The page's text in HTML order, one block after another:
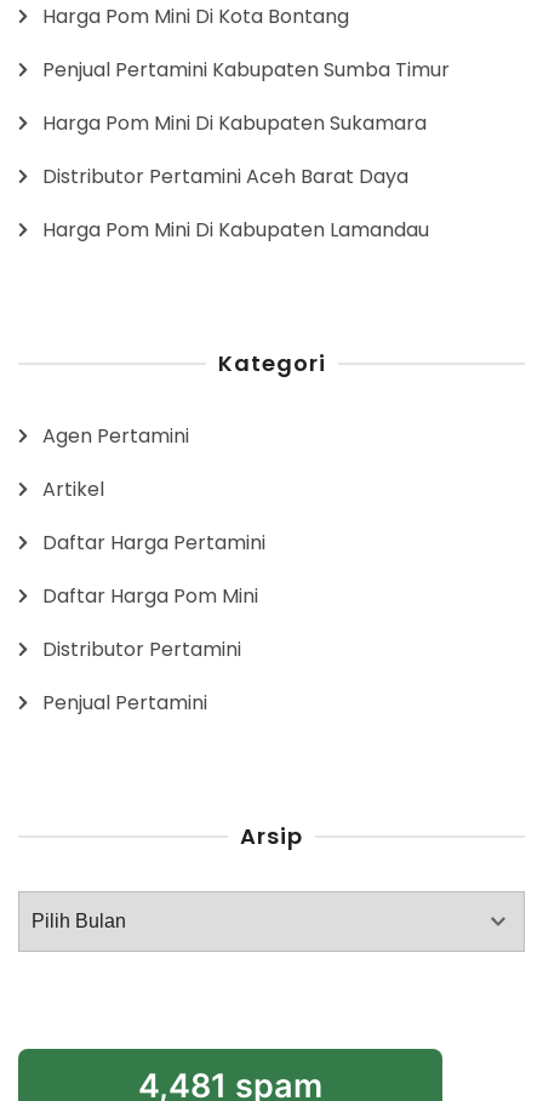
Harga Pom Mini Di Kota Bontang
Penjual Pertamini Kabupaten Sumba Timur
Harga Pom Mini Di Kabupaten Sukamara
Distributor Pertamini Aceh Barat Daya
Harga Pom Mini Di Kabupaten Lamandau
Kategori
Agen Pertamini
Artikel
Daftar Harga Pertamini
Daftar Harga Pom Mini
Distributor Pertamini
Penjual Pertamini
Arsip
Arsip
4,481 spam